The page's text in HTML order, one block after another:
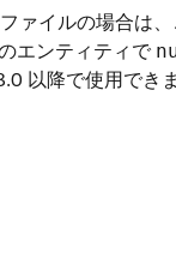
イルの場合は、
エンティティで
以降で使用できま